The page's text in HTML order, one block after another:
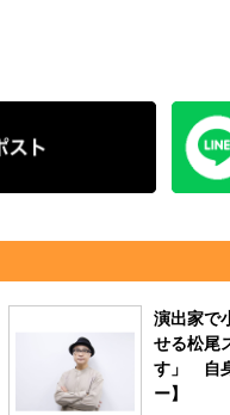
演出家で
せる松尾
す」 自
ー】